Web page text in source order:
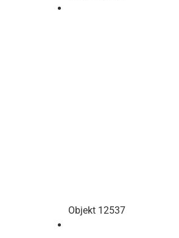
Objekt 12537